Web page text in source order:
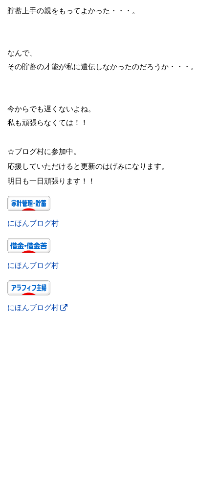
貯蓄上手の親をもってよかった・・・。
なんで、
その貯蓄の才能が私に遺伝しなかったのだろうか・・・。
今からでも遅くないよね。
私も頑張らなくては！！
☆ブログ村に参加中。
応援していただけると更新のはげみになります。
明日も一日頑張ります！！
にほんブログ村
にほんブログ村
にほんブログ村